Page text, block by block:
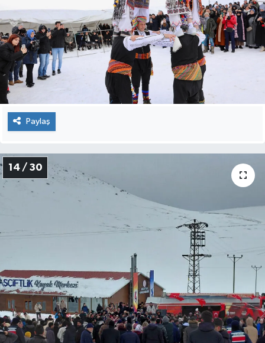
Paylaş
14 / 30